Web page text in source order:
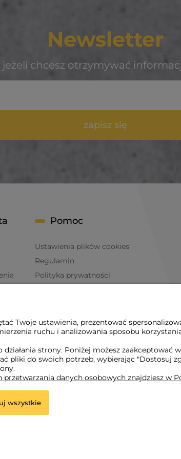
Newsletter
jeżeli chcesz otrzymywać
zapisz się
Pomoc
Ustawienia plików cookies
Regulamin
Polityka prywatności
Twoje ustawienia, prezentować
ruchu i analizowania sposobu
strony. Poniżej możesz
pliki do swoich potrzeb, wybierając "Dostosuj
przetwarzania danych osobowych znajdziesz w
wszystkie